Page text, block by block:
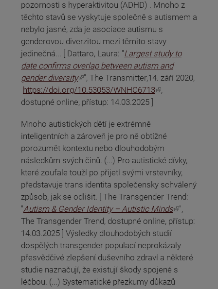
pozornosti s hyperaktivitou (ADHD) . Mnoho z
těchto stavů se vyskytuje společně s autismem a
nebylo jasné, zda je asociace autismu s
genderovou diverzitou mezi těmito stavy
jedinečná... [ Dattaro, Laura: "Largest study to
date confirms overlap between autism and
gender diversity
(odkaz je externí)
", The Transmitter,14. září 2020,
https://doi.org/10.53053/WNHC6713
(odkaz je externí)
,
dostupné online, přístup: 14.03.2025 ]
Mnoho autistických dětí je extrémně
inteligentních a zároveň je pro ně obtížné
porozumět kontextu nebo dlouhodobým
následkům svých činů. (...) Pro autistické dívky,
které zoufale touží po přijetí svými vrstevníky,
představuje trans identita společensky schválený
způsob, jak se odlišit. [ The Transgender Trend:
"Autism & Gender Identity – Autistic Minds
(odkaz je externí)
",
The Transgender Trend, dostupné online, přístup:
14.03.2025 ] Výsledky dlouhodobých studií
dospělých transgender populací neprokázaly
přesvědčivé zlepšení duševního zdraví a některé
studie naznačují, že existují škody spojené s
léčbou. (...) Systematické přezkumy důkazů